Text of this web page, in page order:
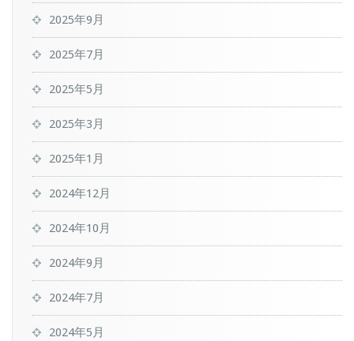
2025年9月
2025年7月
2025年5月
2025年3月
2025年1月
2024年12月
2024年10月
2024年9月
2024年7月
2024年5月